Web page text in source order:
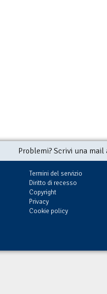
Problemi? Scrivi una
Termini del servizio
Diritto di recesso
Copyright
Privacy
Cookie policy